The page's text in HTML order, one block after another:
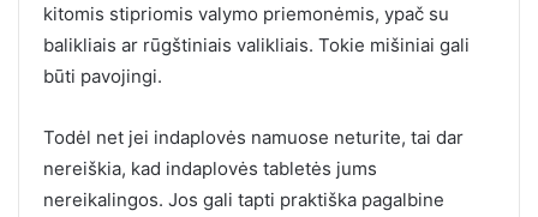
kitomis stipriomis valymo priemonėmis, ypač su
balikliais ar rūgštiniais valikliais. Tokie mišiniai gali
būti pavojingi.
Todėl net jei indaplovės namuose neturite, tai dar
nereiškia, kad indaplovės tabletės jums
nereikalingos. Jos gali tapti praktiška pagalbine